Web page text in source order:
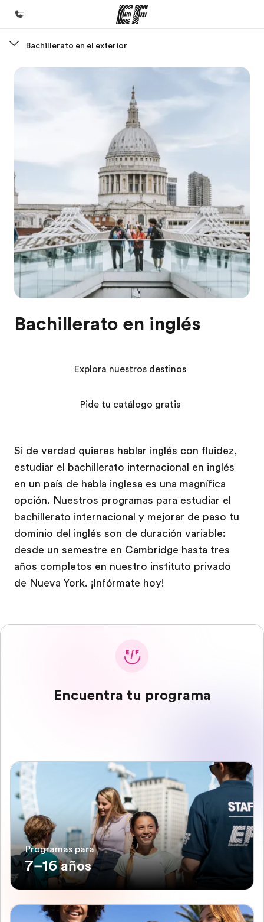
Encuentra una oficina
Sobre nosotros
Quiénes somos
Trabajos
Únete al equipo
Bachillerato en el exterior
Bachillerato en inglés
Si de verdad quieres hablar inglés con fluidez,
estudiar el bachillerato internacional en inglés
en un país de habla inglesa es una magnífica
opción. Nuestros programas para estudiar el
bachillerato internacional y mejorar de paso tu
dominio del inglés son de duración variable:
desde un semestre en Cambridge hasta tres
años completos en nuestro instituto privado
de Nueva York. ¡Infórmate hoy!
Explora nuestros destinos
Pide tu catálogo gratis
Encuentra tu programa
Programas para
7–16 años